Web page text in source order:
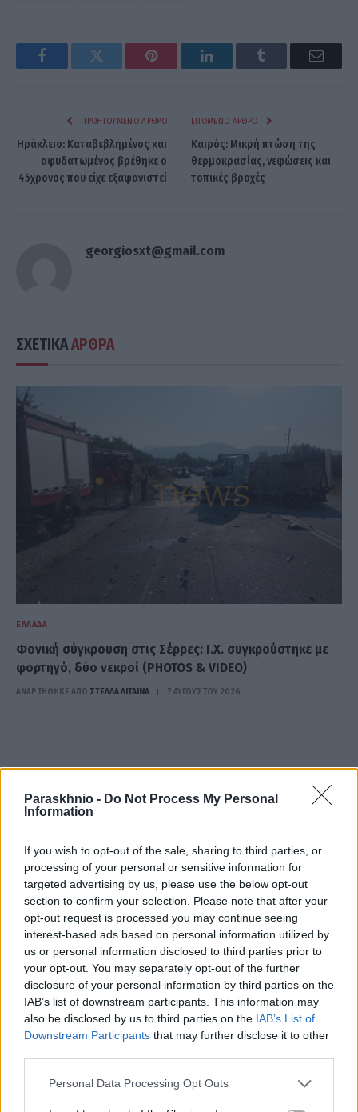
Paraskhnio - Do Not Process My Personal
Information
If you wish to opt-out of the sale, sharing to third parties, or
processing of your personal or sensitive information for
targeted advertising by us, please use the below opt-out
section to confirm your selection. Please note that after your
opt-out request is processed you may continue seeing
interest-based ads based on personal information utilized by
us or personal information disclosed to third parties prior to
your opt-out. You may separately opt-out of the further
disclosure of your personal information by third parties on the
IAB’s list of downstream participants. This information may
also be disclosed by us to third parties on the IAB’s List of
Downstream Participants that may further disclose it to other
Please note that this website/app uses one or more Google
Personal Data Processing Opt Outs
FacebookTwitter Pinterest LinkedInTumblr Email
ΠΡΟΗΓΟΎΜΕΝΟ ΆΡΘΡΟ
Ηράκλειο: Καταβεβλημένος και
αφυδατωμένος βρέθηκε ο
45χρονος που είχε εξαφανιστεί
ΕΠΌΜΕΝΟ ΆΡΘΡΟ
Καιρός: Μικρή πτώση της
θερμοκρασίας, νεφώσεις και
τοπικές βροχές
georgiosxt@gmail.com
ΣΧΕΤΙΚΑΑΡΘΡΑ
ΕΛΛΆΔΑ
Φονική σύγκρουση στις Σέρρες: Ι.Χ. συγκρούστηκε με
φορτηγό, δύο νεκροί (PHOTOS & VIDEO)
ΑΝΑΡΤΗΘΗΚΕ ΑΠΟ ΣΤΈΛΛΑ ΛΊΤΑΙΝΑ 7 ΑΥΓΟΎΣΤΟΥ 2026
ΕΛΛΆΔΑ
Τραγωδία στο Γουδί: Νεκρή 53χρονη μετά από πτώση
από τον 5ο όροφο
ΑΝΑΡΤΗΘΗΚΕ ΑΠΟΣΤΈΛΛΑ ΛΊΤΑΙΝΑ 7 ΑΥΓΟΎΣΤΟΥ 2026